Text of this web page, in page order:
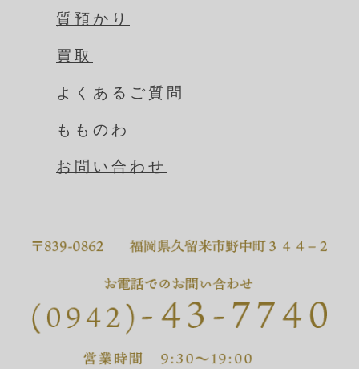
質預かり
買取
よくあるご質問
もものわ
お問い合わせ